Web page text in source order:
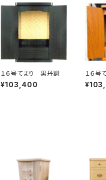
１６号てまり 黒丹調
¥103,400
１６号